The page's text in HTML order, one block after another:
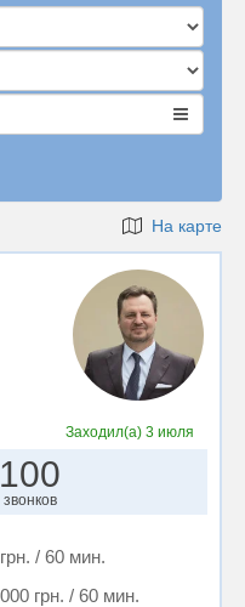
На карте
Заходил(а) 3 июля
100
звонков
/ 60 мин.
грн. / 60 мин.